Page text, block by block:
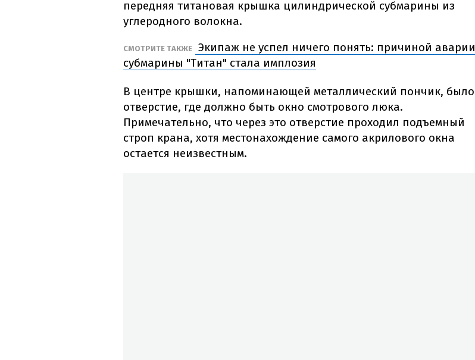
передняя титановая крышка цилиндрической субмарины из
углеродного волокна.
СМОТРИТЕ ТАКЖЕ
Экипаж не успел ничего понять: причиной аварии
субмарины "Титан" стала имплозия
В центре крышки, напоминающей металлический пончик, было
отверстие, где должно быть окно смотрового люка.
Примечательно, что через это отверстие проходил подъемный
строп крана, хотя местонахождение самого акрилового окна
остается неизвестным.